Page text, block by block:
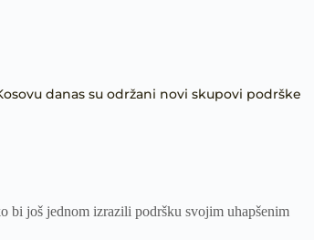
danas su održani novi skupovi podrške
bi još jednom izrazili podršku svojim uhapšenim